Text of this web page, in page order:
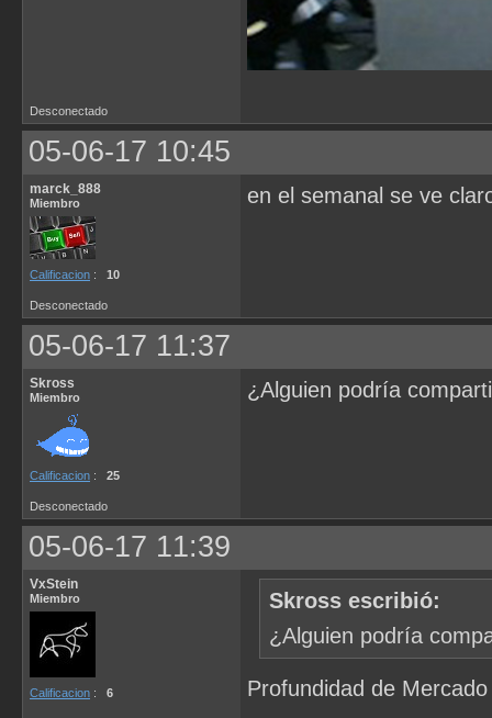
Desconectado
05-06-17 10:45
marck_888
Miembro
Calificacion : 10
en el semanal se ve
Desconectado
05-06-17 11:37
Skross
Miembro
Calificacion : 25
¿Alguien podría
Desconectado
05-06-17 11:39
VxStein
Miembro
Calificacion : 6
Skross escribió:
¿Alguien podría
Profundidad de Mercado